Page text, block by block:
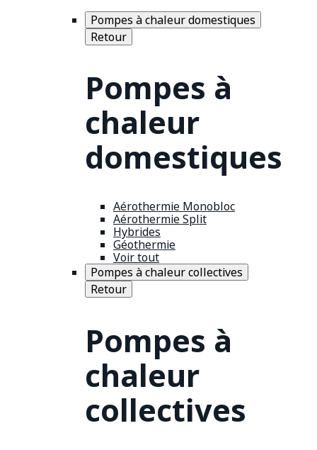
Pompes à chaleur domestiques
Retour
Pompes à
chaleur
domestiques
Aérothermie Monobloc
Aérothermie Split
Hybrides
Géothermie
Voir tout
Pompes à chaleur collectives
Retour
Pompes à
chaleur
collectives